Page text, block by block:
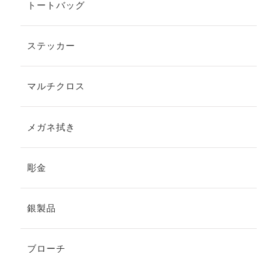
トートバッグ
ステッカー
マルチクロス
メガネ拭き
彫金
銀製品
ブローチ